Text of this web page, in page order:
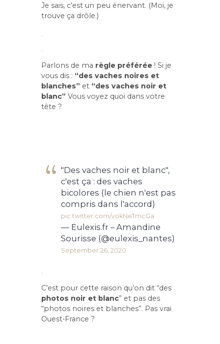
Je sais, c’est un peu énervant. (Moi, je
trouve ça drôle.)
.
Parlons de ma règle préférée ! Si je
vous dis : “des vaches noires et
blanches” et “des vaches noir et
blanc” Vous voyez quoi dans votre
tête ?
"Des vaches noir et blanc",
c'est ça : des vaches
bicolores (le chien n'est pas
compris dans l'accord)
pic.twitter.com/vokNeTmcGa
— Eulexis.fr – Amandine
Sourisse (@eulexis_nantes)
September 26, 2020
.
C’est pour cette raison qu’on dit “des
photos noir et blanc” et pas des
“photos noires et blanches”. Pas vrai
Ouest-France ?